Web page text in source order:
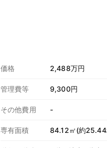
価格 2,488万円
管理費等 9,300円
その他費用 -
専有面積 84.12㎡(約25.44